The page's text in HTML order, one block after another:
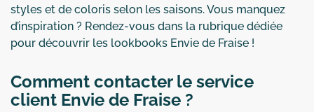
styles et de coloris selon les saisons. Vous manquez
d’inspiration ? Rendez-vous dans la rubrique dédiée
pour découvrir les lookbooks Envie de Fraise !
Comment contacter le service
client Envie de Fraise ?